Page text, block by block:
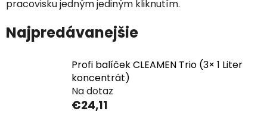
pracovisku jedným jediným kliknutím.
Najpredávanejšie
Profi balíček CLEAMEN Trio (3× 1 Liter
koncentrát)
Na dotaz
€24,11